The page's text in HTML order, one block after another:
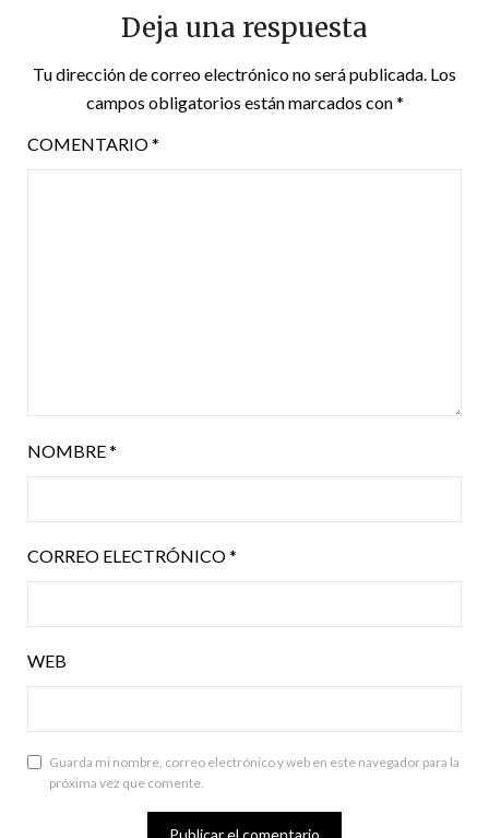
Deja una respuesta
Tu dirección de correo electrónico no será publicada. Los
campos obligatorios están marcados con*
COMENTARIO*
NOMBRE*
CORREO ELECTRÓNICO*
WEB
Guarda mi nombre, correo electrónico y web en este navegador para la
próxima vez que comente.